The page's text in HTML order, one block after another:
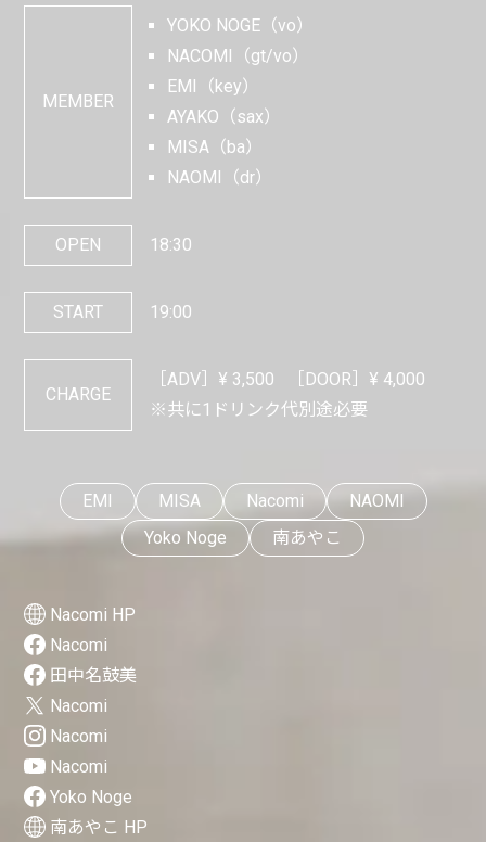
MEMBER
YOKO NOGE（vo）
NACOMI（gt/vo）
EMI（key）
AYAKO（sax）
MISA（ba）
NAOMI（dr）
OPEN 18:30
START 19:00
CHARGE
［ADV］¥ 3,500 ［DOOR］¥ 4,000
※共に1ドリンク代別途必要
EMI MISA Nacomi
NAOMI
Yoko Noge
南あやこ
Nacomi HP
Nacomi
田中名鼓美
Nacomi
Nacomi
Nacomi
Yoko Noge
南あやこ HP